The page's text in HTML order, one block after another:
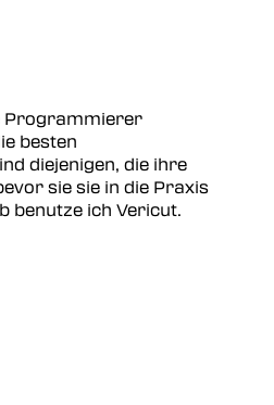
Programmierer
besten
diejenigen, die ihre
sie sie in die Praxis
benutze ich Vericut.